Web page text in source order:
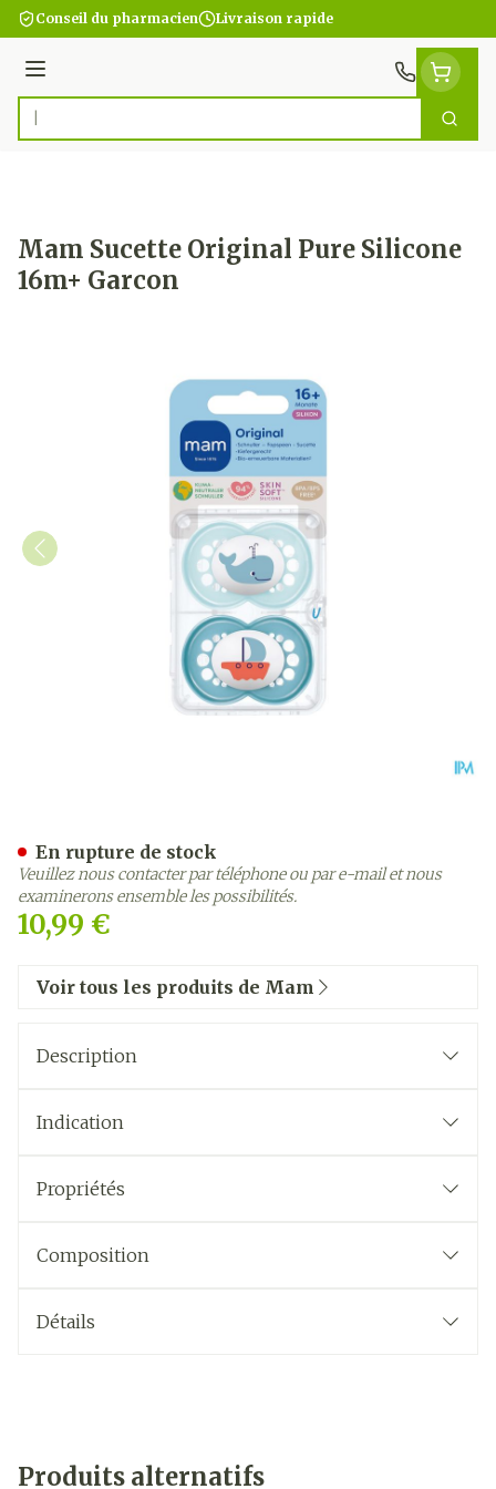
Aller au contenu
Conseil du pharmacien Livraison rapide
Menu
Rechercher
Mam Sucette Original Pure Silicone
16m+ Garcon
10,99 €
En rupture de stock
Veuillez nous contacter par téléphone ou par e-mail et nous
examinerons ensemble les possibilités.
Voir tous les produits de Mam
Description
Indication
Propriétés
Composition
Détails
Produits alternatifs